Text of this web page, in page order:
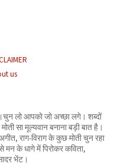
us
लो आपको जो अच्छा लगे। शब्दों
सा मूल्यवान बनाना बड़ी बात है।
राग-विराग के कुछ मोती चुन रहा
मन के धागे में पिरोकर कविता,
भेंट।